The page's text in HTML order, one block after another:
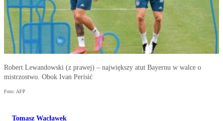
Robert Lewandowski (z prawej) – największy atut Bayernu w walce o
mistrzostwo. Obok Ivan Perisić
Foto: AFP
Tomasz Wacławek